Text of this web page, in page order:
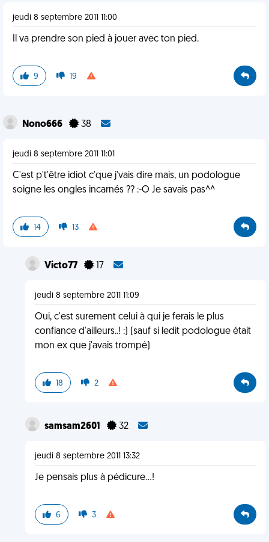
jeudi 8 septembre 2011 11:00
Il va prendre son pied à jouer avec ton pied.
9 19
Nono666 38
jeudi 8 septembre 2011 11:01
C'est p't'être idiot c'que j'vais dire mais, un podologue
soigne les ongles incarnés ?? :-O Je savais pas^^
14 13
Victo77 17
jeudi 8 septembre 2011 11:09
Oui, c'est surement celui à qui je ferais le plus
confiance d'ailleurs..! :) (sauf si ledit podologue était
mon ex que j'avais trompé)
18 2
samsam2601 32
jeudi 8 septembre 2011 13:32
Je pensais plus à pédicure...!
6 3